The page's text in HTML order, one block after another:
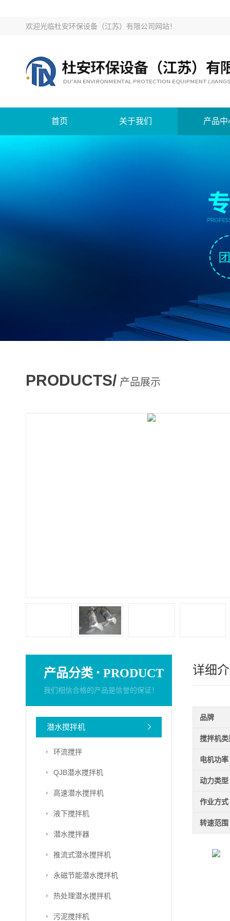
欢迎光临杜安环保设备（江苏）有限公司网站！
首页 关于我们 产品中
PRODUCTS/ 产品展示
产品分类 · PRODUCT
我们相信合格的产品是信誉的保证！
潜水搅拌机
环流搅拌
QJB潜水搅拌机
高速潜水搅拌机
液下搅拌机
潜水搅拌器
推流式潜水搅拌机
永磁节能潜水搅拌机
热处理潜水搅拌机
污泥搅拌机
详细
品牌
搅拌机类
电机功率
动力类型
作业方式
转速范围